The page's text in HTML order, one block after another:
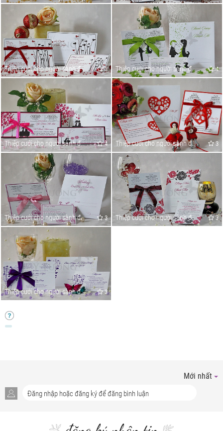
Thiệp cưới cho người sành điệu 3 Thiệp cưới cho người sành điệu 4
Thiệp cưới cho người sành điệu 4 Thiệp cưới cho người sành điệu 3
Thiệp cưới cho người sành điệu 3 Thiệp cưới cho người sành điệu 3
Thiệp cưới cho người sành điệu 3
Mới nhất